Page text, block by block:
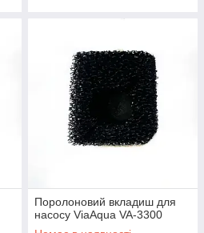
Поролоновий вкладиш для
насосу ViaAqua VA-3300